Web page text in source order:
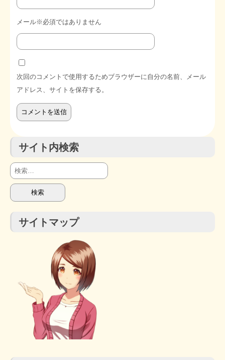
メール※必須ではありません
次回のコメントで使用するためブラウザーに自分の名前、メール
アドレス、サイトを保存する。
サイト内検索
検
索:
サイトマップ